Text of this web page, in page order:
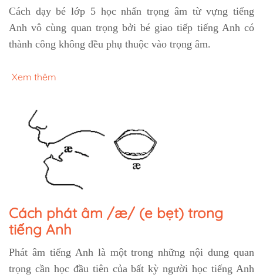
Cách dạy bé lớp 5 học nhấn trọng âm từ vựng tiếng
Anh vô cùng quan trọng bởi bé giao tiếp tiếng Anh có
thành công không đều phụ thuộc vào trọng âm.
Xem thêm
Cách phát âm /æ/ (e bẹt) trong
tiếng Anh
Phát âm tiếng Anh là một trong những nội dung quan
trọng cần học đầu tiên của bất kỳ người học tiếng Anh